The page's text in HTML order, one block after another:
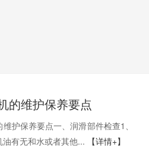
的维护保养要点
护保养要点一、润滑部件检查1、
油有无和水或者其他...
【详情+】